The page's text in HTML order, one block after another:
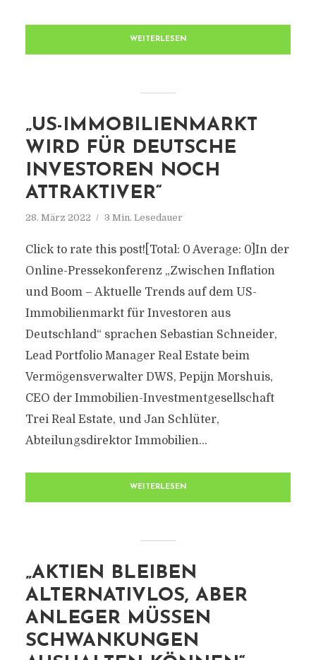
WEITERLESEN
„US-IMMOBILIENMARKT
WIRD FÜR DEUTSCHE
INVESTOREN NOCH
ATTRAKTIVER“
28. März 2022 3 Min. Lesedauer
Click to rate this post![Total: 0 Average: 0]In der
Online-Pressekonferenz „Zwischen Inflation
und Boom – Aktuelle Trends auf dem US-
Immobilienmarkt für Investoren aus
Deutschland“ sprachen Sebastian Schneider,
Lead Portfolio Manager Real Estate beim
Vermögensverwalter DWS, Pepijn Morshuis,
CEO der Immobilien-Investmentgesellschaft
Trei Real Estate, und Jan Schlüter,
Abteilungsdirektor Immobilien...
WEITERLESEN
„AKTIEN BLEIBEN
ALTERNATIVLOS, ABER
ANLEGER MÜSSEN
SCHWANKUNGEN